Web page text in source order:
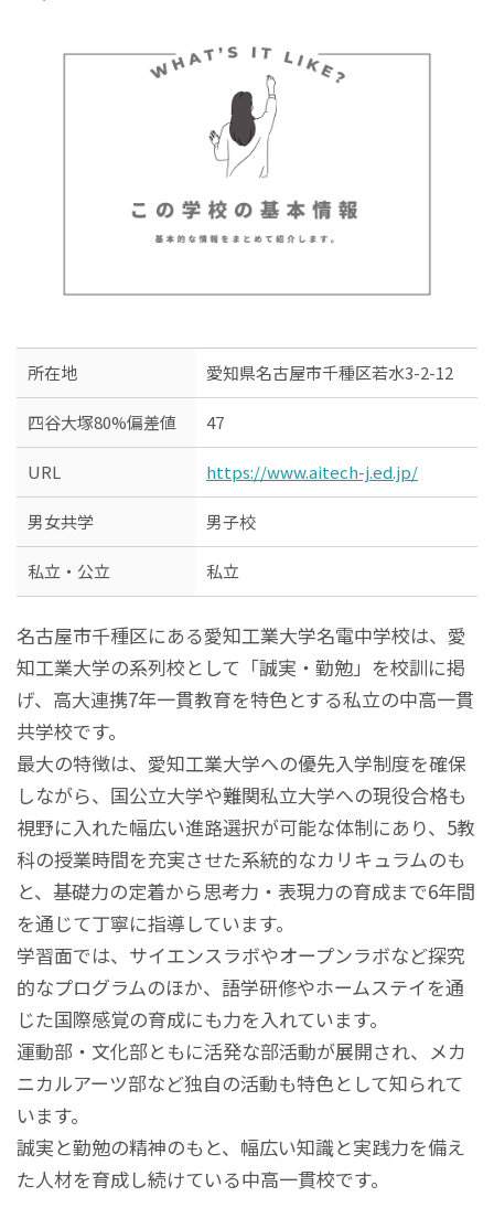
所在地 愛知県名古屋市千種区若水3-2-12
四谷大塚80%偏差値 47
URL https://www.aitech-j.ed.jp/
男女共学 男子校
私立・公立 私立
名古屋市千種区にある愛知工業大学名電中学校は、愛
知工業大学の系列校として「誠実・勤勉」を校訓に掲
げ、高大連携7年一貫教育を特色とする私立の中高一貫
共学校です。
最大の特徴は、愛知工業大学への優先入学制度を確保
しながら、国公立大学や難関私立大学への現役合格も
視野に入れた幅広い進路選択が可能な体制にあり、5教
科の授業時間を充実させた系統的なカリキュラムのも
と、基礎力の定着から思考力・表現力の育成まで6年間
を通じて丁寧に指導しています。
学習面では、サイエンスラボやオープンラボなど探究
的なプログラムのほか、語学研修やホームステイを通
じた国際感覚の育成にも力を入れています。
運動部・文化部ともに活発な部活動が展開され、メカ
ニカルアーツ部など独自の活動も特色として知られて
います。
誠実と勤勉の精神のもと、幅広い知識と実践力を備え
た人材を育成し続けている中高一貫校です。